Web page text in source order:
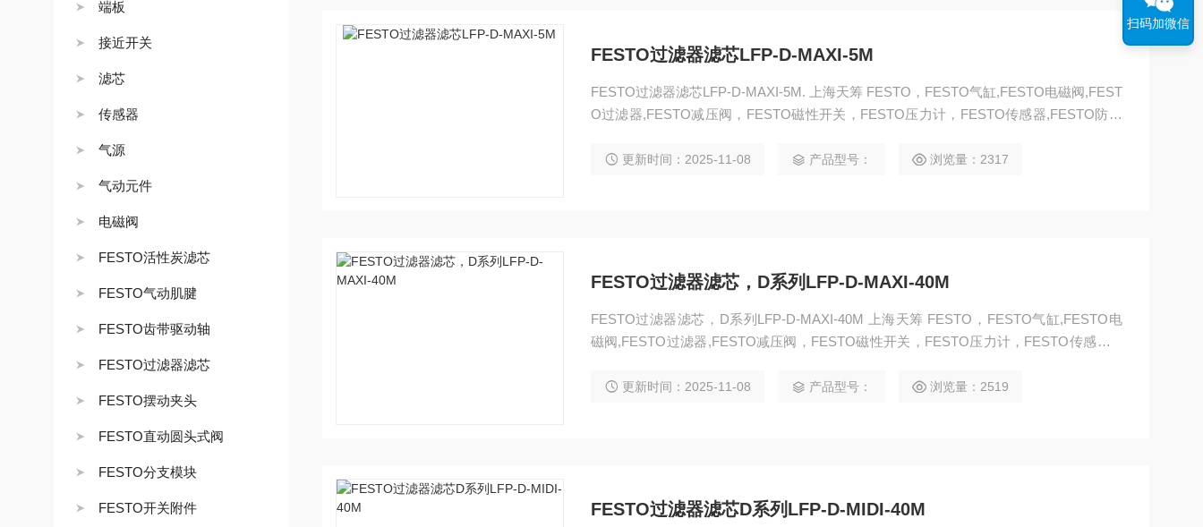
端板
接近开关
滤芯
传感器
气源
气动元件
电磁阀
FESTO活性炭滤芯
FESTO气动肌腱
FESTO齿带驱动轴
FESTO过滤器滤芯
FESTO摆动夹头
FESTO直动圆头式阀
FESTO分支模块
FESTO开关附件
FESTO过滤器滤芯LFP-D-MAXI-5M
FESTO过滤器滤芯LFP-D-MAXI-5M. 上海天筹 FESTO，FESTO气缸,FESTO电磁阀,FEST
O过滤器,FESTO减压阀，FESTO磁性开关，FESTO压力计，FESTO传感器,FESTO防爆
STO组合机械手，FESTO卡爪，FESTO浮动接头，FESTO气动元件
更新时间：2025-11-08 产品型号： 浏览量：2317
FESTO过滤器滤芯，D系列LFP-D-MAXI-40M
FESTO过滤器滤芯，D系列LFP-D-MAXI-40M 上海天筹 FESTO，FESTO气缸,FESTO电
磁阀,FESTO过滤器,FESTO减压阀，FESTO磁性开关，FESTO压力计，FESTO传感器,F
性滑台，FESTO组合机械手，FESTO卡爪，FESTO浮动接头，FESTO气动元件
更新时间：2025-11-08 产品型号： 浏览量：2519
FESTO过滤器滤芯D系列LFP-D-MIDI-40M
扫码加微信